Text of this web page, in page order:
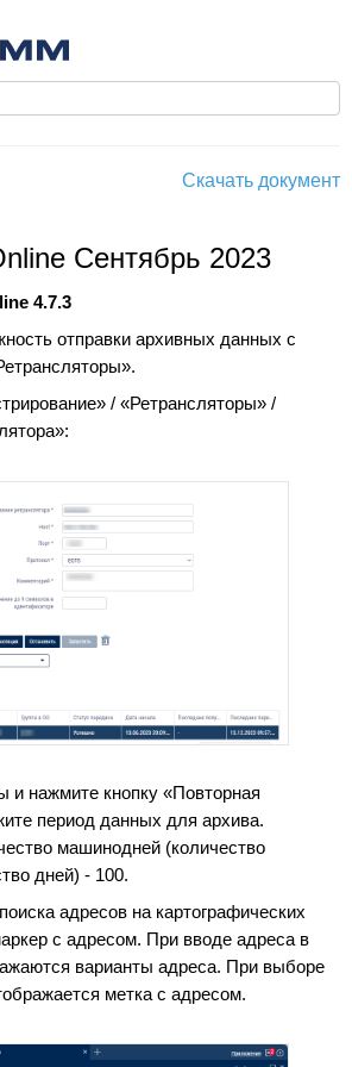
Скачать документ
Сентябрь 2023
4.7.3
отправки архивных данных с
/ «Ретрансляторы» /
и нажмите кнопку «Повторная
период данных для архива.
машинодней (количество
дней) - 100.
адресов на картографических
с адресом. При вводе адреса в
варианты адреса. При выборе
метка с адресом.